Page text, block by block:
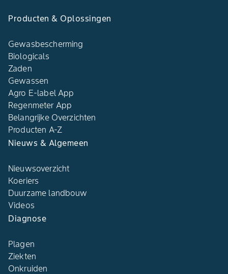
Producten & Oplossingen
Gewasbescherming
Biologicals
Zaden
Gewassen
Agro E-label App
Regenmeter App
Belangrijke Overzichten
Producten A-Z
Nieuws & Algemeen
Nieuwsoverzicht
Koeriers
Duurzame landbouw
Videos
Diagnose
Plagen
Ziekten
Onkruiden